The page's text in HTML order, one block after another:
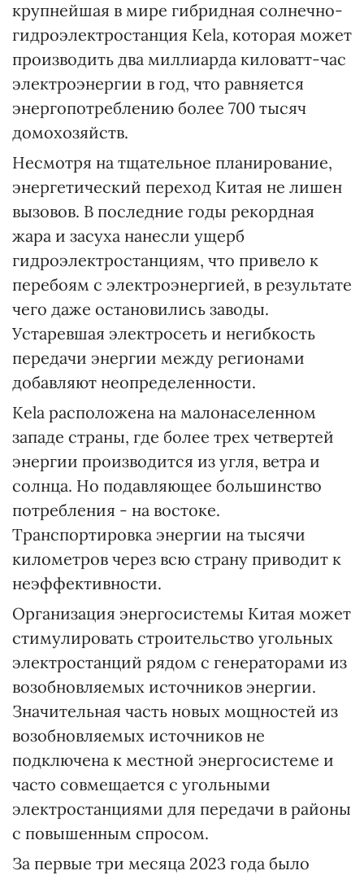
крупнейшая в мире гибридная солнечно-
гидроэлектростанция Kela, которая может
производить два миллиарда киловатт-час
электроэнергии в год, что равняется
энергопотреблению более 700 тысяч
домохозяйств.
Несмотря на тщательное планирование,
энергетический переход Китая не лишен
вызовов. В последние годы рекордная
жара и засуха нанесли ущерб
гидроэлектростанциям, что привело к
перебоям с электроэнергией, в результате
чего даже остановились заводы.
Устаревшая электросеть и негибкость
передачи энергии между регионами
добавляют неопределенности.
Kela расположена на малонаселенном
западе страны, где более трех четвертей
энергии производится из угля, ветра и
солнца. Но подавляющее большинство
потребления - на востоке.
Транспортировка энергии на тысячи
километров через всю страну приводит к
неэффективности.
Организация энергосистемы Китая может
стимулировать строительство угольных
электростанций рядом с генераторами из
возобновляемых источников энергии.
Значительная часть новых мощностей из
возобновляемых источников не
подключена к местной энергосистеме и
часто совмещается с угольными
электростанциями для передачи в районы
с повышенным спросом.
За первые три месяца 2023 года было